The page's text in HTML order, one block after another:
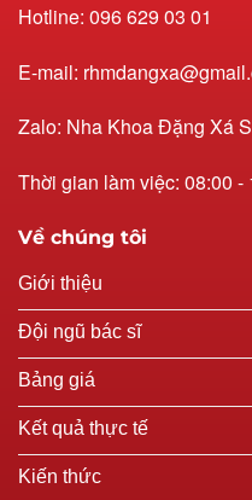
Hotline: 096 629 03 01
E-mail:
Zalo: Nha Khoa Đặng Xá
Thời gian làm việc: 08:00 -
Về chúng tôi
Giới thiệu
Đội ngũ bác sĩ
Bảng giá
Kết quả thực tế
Kiến thức